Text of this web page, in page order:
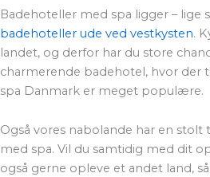
Badehoteller med spa ligger – lige
badehoteller ude ved vestkysten.
landet, og derfor har du store
charmerende badehotel, hvor der
spa Danmark er meget populære.
Også vores nabolande har en
med spa. Vil du samtidig med dit
også gerne opleve et andet land,